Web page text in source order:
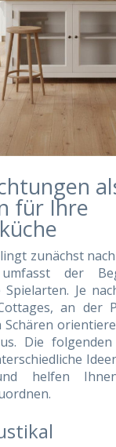
für Ihre
zunächst
der
Spielarten. Je
an der
Schären
Die
helfen